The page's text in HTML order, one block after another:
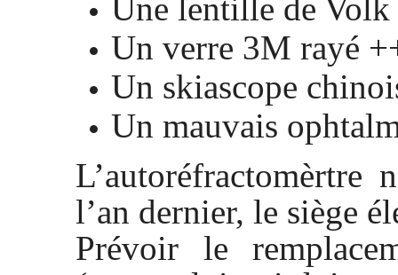
Une lentille de
Un verre 3M rayé
Un skiascope
Un mauvais
L’autoréfractomèrtre
l’an dernier, le siège
Prévoir le